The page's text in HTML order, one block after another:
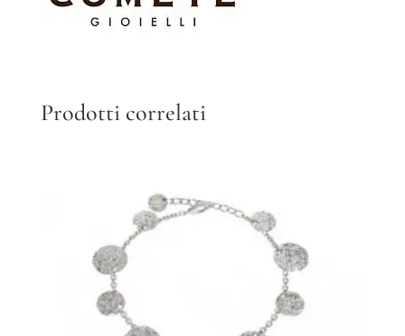
Prodotti correlati